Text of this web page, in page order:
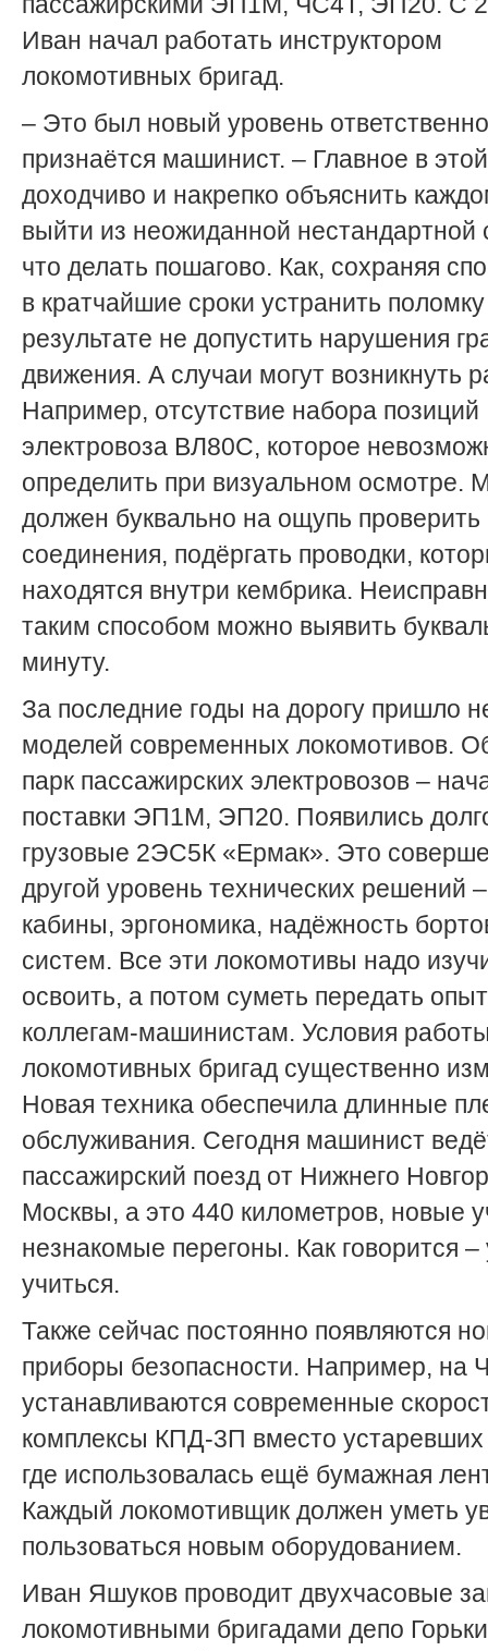
Иван начал работать инструктором
локомотивных бригад.
– Это был новый уровень
признаётся машинист. – Главное в
доходчиво и накрепко объяснить
выйти из неожиданной нестандартной
что делать пошагово. Как, сохраняя
в кратчайшие сроки устранить
результате не допустить нарушения
движения. А случаи могут возникнуть
Например, отсутствие набора позиций
электровоза ВЛ80С, которое
определить при визуальном осмотре.
должен буквально на ощупь проверить
соединения, подёргать проводки,
находятся внутри кембрика.
таким способом можно выявить
минуту.
За последние годы на дорогу пришло
моделей современных локомотивов.
парк пассажирских электровозов –
поставки ЭП1М, ЭП20. Появились
грузовые 2ЭС5К «Ермак». Это
другой уровень технических решений
кабины, эргономика, надёжность
систем. Все эти локомотивы надо
освоить, а потом суметь передать опыт
коллегам-машинистам. Условия
локомотивных бригад существенно
Новая техника обеспечила длинные
обслуживания. Сегодня машинист
пассажирский поезд от Нижнего
Москвы, а это 440 километров, новые
незнакомые перегоны. Как говорится –
учиться.
Также сейчас постоянно появляются
приборы безопасности. Например, на
устанавливаются современные
комплексы КПД-3П вместо
где использовалась ещё бумажная
Каждый локомотивщик должен уметь
пользоваться новым оборудованием.
Иван Яшуков проводит двухчасовые
локомотивными бригадами депо